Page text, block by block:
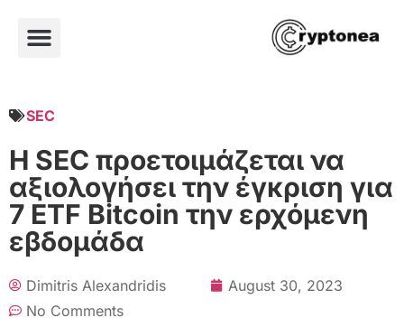
SEC
Η SEC προετοιμάζεται να
αξιολογήσει την έγκριση για
7 ETF Bitcoin την ερχόμενη
εβδομάδα
Dimitris Alexandridis
August 30, 2023
No Comments